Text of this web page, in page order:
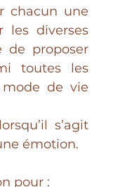
chacun une
les diverses
de proposer
toutes les
de vie
s’agit
émotion.
pour :